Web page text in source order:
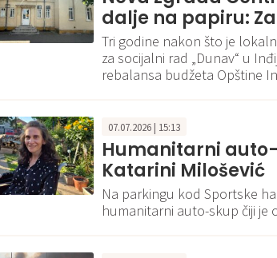
dalje na papiru:
Tri godine nakon što je
za socijalni rad „Dunav“ u
rebalansa budžeta Opštine
07.07.2026 | 15:13
Humanitarni
Katarini Milošević
Na parkingu kod Sportske
humanitarni auto-skup čiji